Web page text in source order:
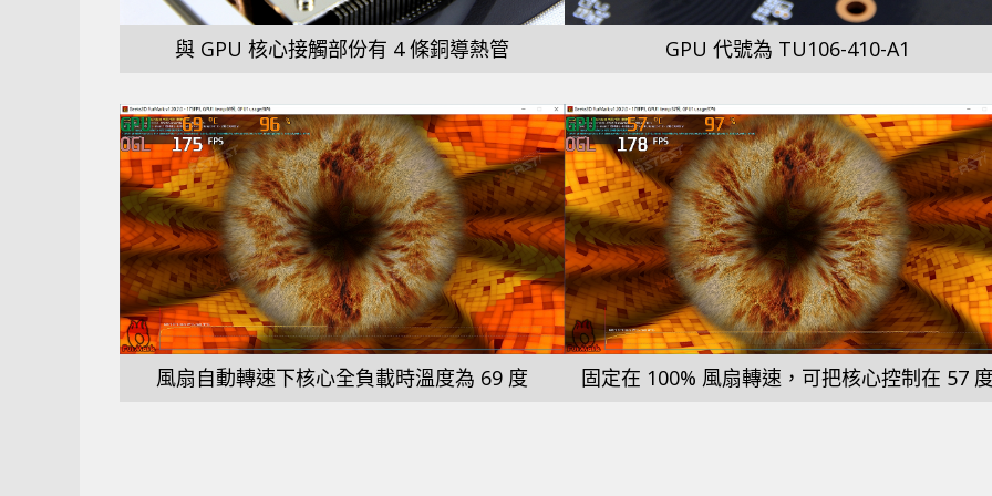
與 GPU 核心接觸部份有 4 條銅導熱管 GPU 代號為 TU106-410-A1
風扇自動轉速下核心全負載時溫度為 69 度 固定在 100% 風扇轉速，可把核心控制在 57